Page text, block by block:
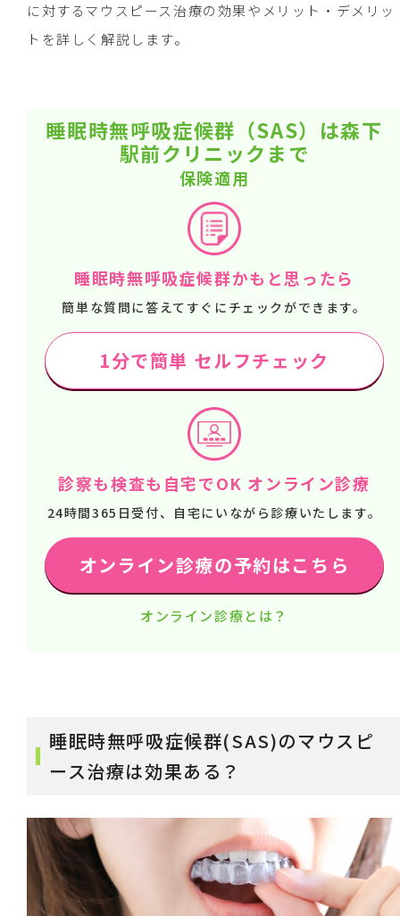
に対するマウスピース治療の効果やメリット・デメリッ
トを詳しく解説します。
睡眠時無呼吸症候群（SAS）は森下
駅前クリニックまで
保険適用
睡眠時無呼吸症候群かもと思ったら
簡単な質問に答えてすぐにチェックができます。
1分で簡単 セルフチェック
診察も検査も自宅でOK オンライン診療
24時間365日受付、自宅にいながら診療いたします。
オンライン診療の予約はこちら
オンライン診療とは？
睡眠時無呼吸症候群(SAS)のマウスピ
ース治療は効果ある？